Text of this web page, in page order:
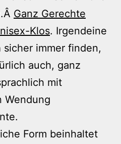
Ganz Gerechte
Klos. Irgendeine
immer finden,
auch, ganz
mit
Wendung
Form beinhaltet